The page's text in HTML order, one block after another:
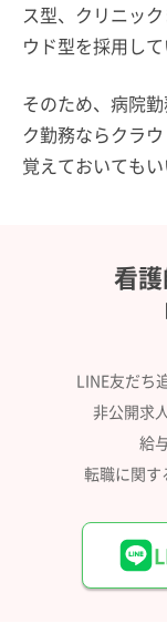
ス型、クリニッ
ウド型を採用し
そのため、病院
ク勤務ならクラ
覚えておいてもい
看
LINE友だち
非公開求
給
転職に関す